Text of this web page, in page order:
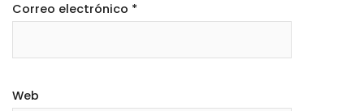
Correo electrónico *
Web